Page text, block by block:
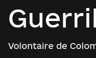
Volontaire de